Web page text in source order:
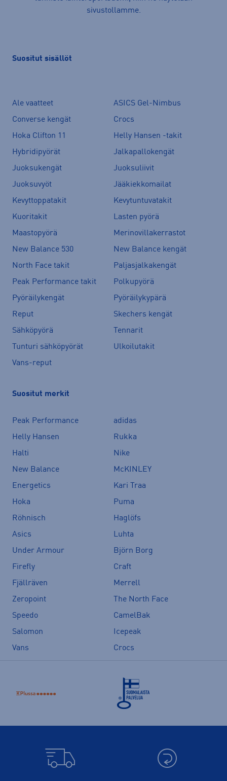
sivustollamme.
Suositut sisällöt
Ale vaatteet
ASICS Gel-Nimbus
Converse kengät
Crocs
Hoka Clifton 11
Helly Hansen -takit
Hybridipyörät
Jalkapallokengät
Juoksukengät
Juoksuliivit
Juoksuvyöt
Jääkiekkomailat
Kevyttoppatakit
Kevytuntuvatakit
Kuoritakit
Lasten pyörä
Maastopyörä
Merinovillakerrastot
New Balance 530
New Balance kengät
North Face takit
Paljasjalkakengät
Peak Performance takit
Polkupyörä
Pyöräilykengät
Pyöräilykypärä
Reput
Skechers kengät
Sähköpyörä
Tennarit
Tunturi sähköpyörät
Ulkoilutakit
Vans-reput
Suositut merkit
Peak Performance
adidas
Helly Hansen
Rukka
Halti
Nike
New Balance
McKINLEY
Energetics
Kari Traa
Hoka
Puma
Röhnisch
Haglöfs
Asics
Luhta
Under Armour
Björn Borg
Firefly
Craft
Fjällräven
Merrell
Zeropoint
The North Face
Speedo
CamelBak
Salomon
Icepeak
Vans
Crocs